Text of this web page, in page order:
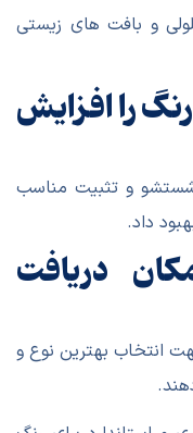
و بافت های زیستی
را افزایش
شستشو و تثبیت مناسب
داد.
دریافت
انتخاب بهترین نوع و